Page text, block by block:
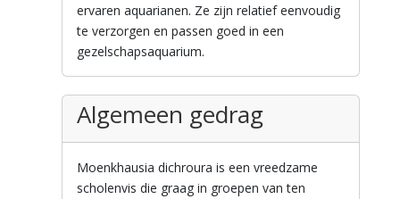
ervaren aquarianen. Ze zijn relatief eenvoudig
te verzorgen en passen goed in een
gezelschapsaquarium.
Algemeen gedrag
Moenkhausia dichroura is een vreedzame
scholenvis die graag in groepen van ten